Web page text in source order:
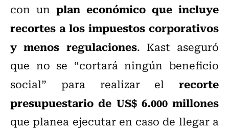
con un plan económico que incluye
recortes a los impuestos corporativos
y menos regulaciones. Kast aseguró
que no se “cortará ningún beneficio
social” para realizar el recorte
presupuestario de US$ 6.000 millones
que planea ejecutar en caso de llegar a